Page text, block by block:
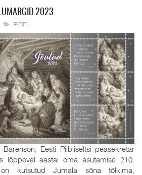
2023
PIIBEL
Eesti Piibliseltsi peasekretär
lõppeval aastal oma asutamise 210.
on kutsutud Jumala sõna tõlkima,